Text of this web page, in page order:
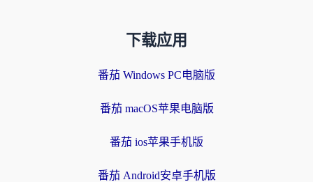
下载应用
番茄 Windows PC电脑版
番茄 macOS苹果电脑版
番茄 ios苹果手机版
番茄 Android安卓手机版